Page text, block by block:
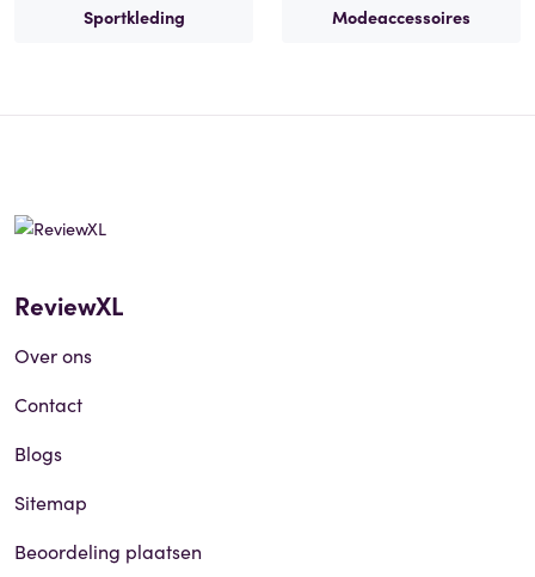
Sportkleding Modeaccessoires
ReviewXL
Over ons
Contact
Blogs
Sitemap
Beoordeling plaatsen